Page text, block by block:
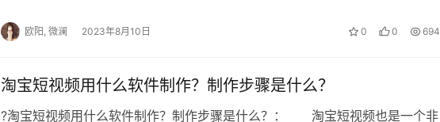
欧阳, 微澜 2023年8月10日 0 0 694
淘宝短视频用什么软件制作？制作步骤是什么？
?淘宝短视频用什么软件制作？制作步骤是什么？： 淘宝短视频也是一个非